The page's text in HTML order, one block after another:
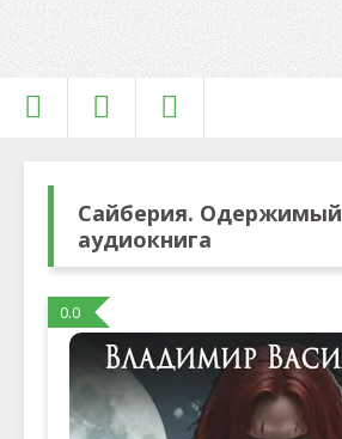
Сайберия. Одержимый
аудиокнига
0.0